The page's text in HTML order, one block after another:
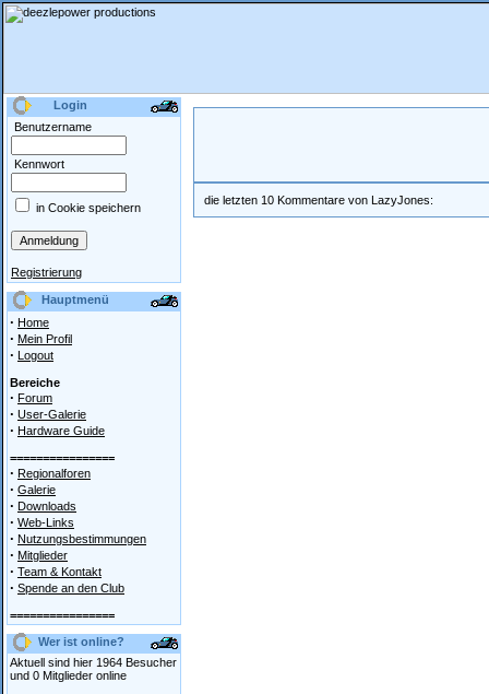
Login
Benutzername
Kennwort
in Cookie speichern
Registrierung
Hauptmenü
· Home
· Mein Profil
· Logout
Bereiche
· Forum
· User-Galerie
· Hardware Guide
================
· Regionalforen
· Galerie
· Downloads
· Web-Links
· Nutzungsbestimmungen
· Mitglieder
· Team & Kontakt
· Spende an den Club
================
Wer ist online?
Aktuell sind hier 1964 Besucher
und 0 Mitglieder online
die letzten 10 Kommentare von LazyJones: